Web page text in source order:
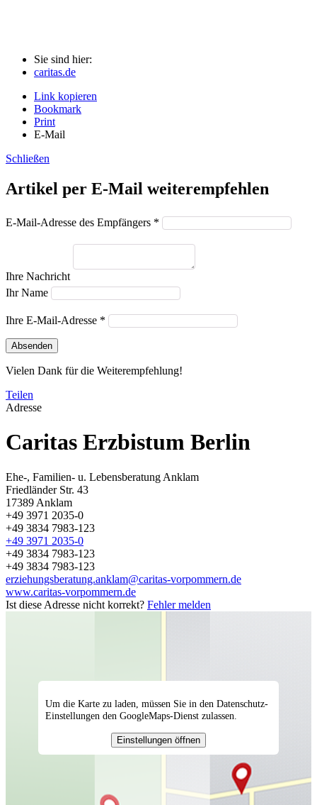
Sie sind hier:
caritas.de
Link kopieren
Bookmark
Print
E-Mail
Schließen
Artikel per E-Mail weiterempfehlen
E-Mail-Adresse des Empfängers *
Ihre Nachricht
Ihr Name
Ihre E-Mail-Adresse *
Absenden
Vielen Dank für die Weiterempfehlung!
Teilen
Adresse
Caritas Erzbistum Berlin
Ehe-, Familien- u. Lebensberatung Anklam
Friedländer Str. 43
17389 Anklam
+49 3971 2035-0
+49 3834 7983-123
+49 3971 2035-0
+49 3834 7983-123
+49 3834 7983-123
erziehungsberatung.anklam@caritas-vorpommern.de
www.caritas-vorpommern.de
Ist diese Adresse nicht korrekt? Fehler melden
Um die Karte zu laden, müssen Sie in den Datenschutz-
Einstellungen den GoogleMaps-Dienst zulassen.
Einstellungen öffnen